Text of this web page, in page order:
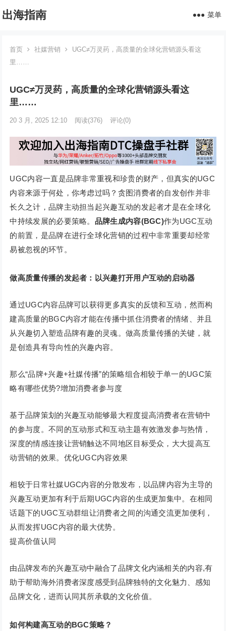
出海指南 菜单
首页 社媒营销
UGC≠万灵药，高质量的全球化营销源头看这
里……
UGC≠万灵药，高质量的全球化营销源头看这
里……
20 3 月, 2025 12:10 阅读(376) 评论(0)
UGC内容一直是品牌非常重视和珍贵的财产，但真实的UGC
内容来源于何处，你考虑过吗？贪图消费者的自发创作并非
长久之计，品牌主动担当起兴趣互动的发起者才是在全球化
中持续发展的必要策略。 品牌生成内容(BGC)作为UGC互动
的前置，是品牌在进行全球化营销的过程中非常重要却经常
易被忽视的环节。
做高质量传播的发起者：以兴趣打开用户互动的启动器
通过UGC内容品牌可以获得更多真实的反馈和互动，然而构
建高质量的BGC内容才能在传播中抓住消费者的情绪、并且
从兴趣切入塑造品牌有趣的灵魂。做高质量传播的关键，就
是创造具有导向性的兴趣内容。
那么“品牌+兴趣+社媒传播”的策略组合相较于单一的UGC策
略有哪些优势?增加消费者参与度
基于品牌策划的兴趣互动能够最大程度提高消费者在营销中
的参与度。不同的互动形式和互动主题有效激发参与热情，
深度的情感连接让营销触达不同地区目标受众，大大提高互
动营销的效果。优化UGC内容效果
相较于日常社媒UGC内容的分散发布，以品牌内容为主导的
兴趣互动更加有利于后期UGC内容的生成更加集中。在相同
话题下的UGC互动群组让消费者之间的沟通交流更加便利，
从而发挥UGC内容的最大优势。
提高价值认同
由品牌发布的兴趣互动中融合了品牌文化内涵相关的内容,有
助于帮助海外消费者深度感受到品牌独特的文化魅力、感知
品牌文化，进而认同其所承载的文化价值。
如何构建高互动的BGC策略？